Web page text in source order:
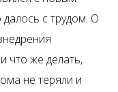
с трудом. О
что же делать,
не теряли и